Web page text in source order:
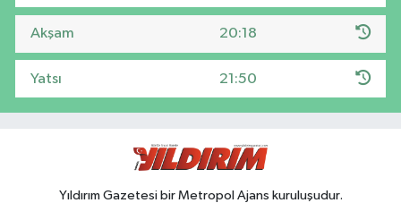
Akşam 20:18
Yatsı 21:50
Yıldırım Gazetesi bir Metropol Ajans kuruluşudur.